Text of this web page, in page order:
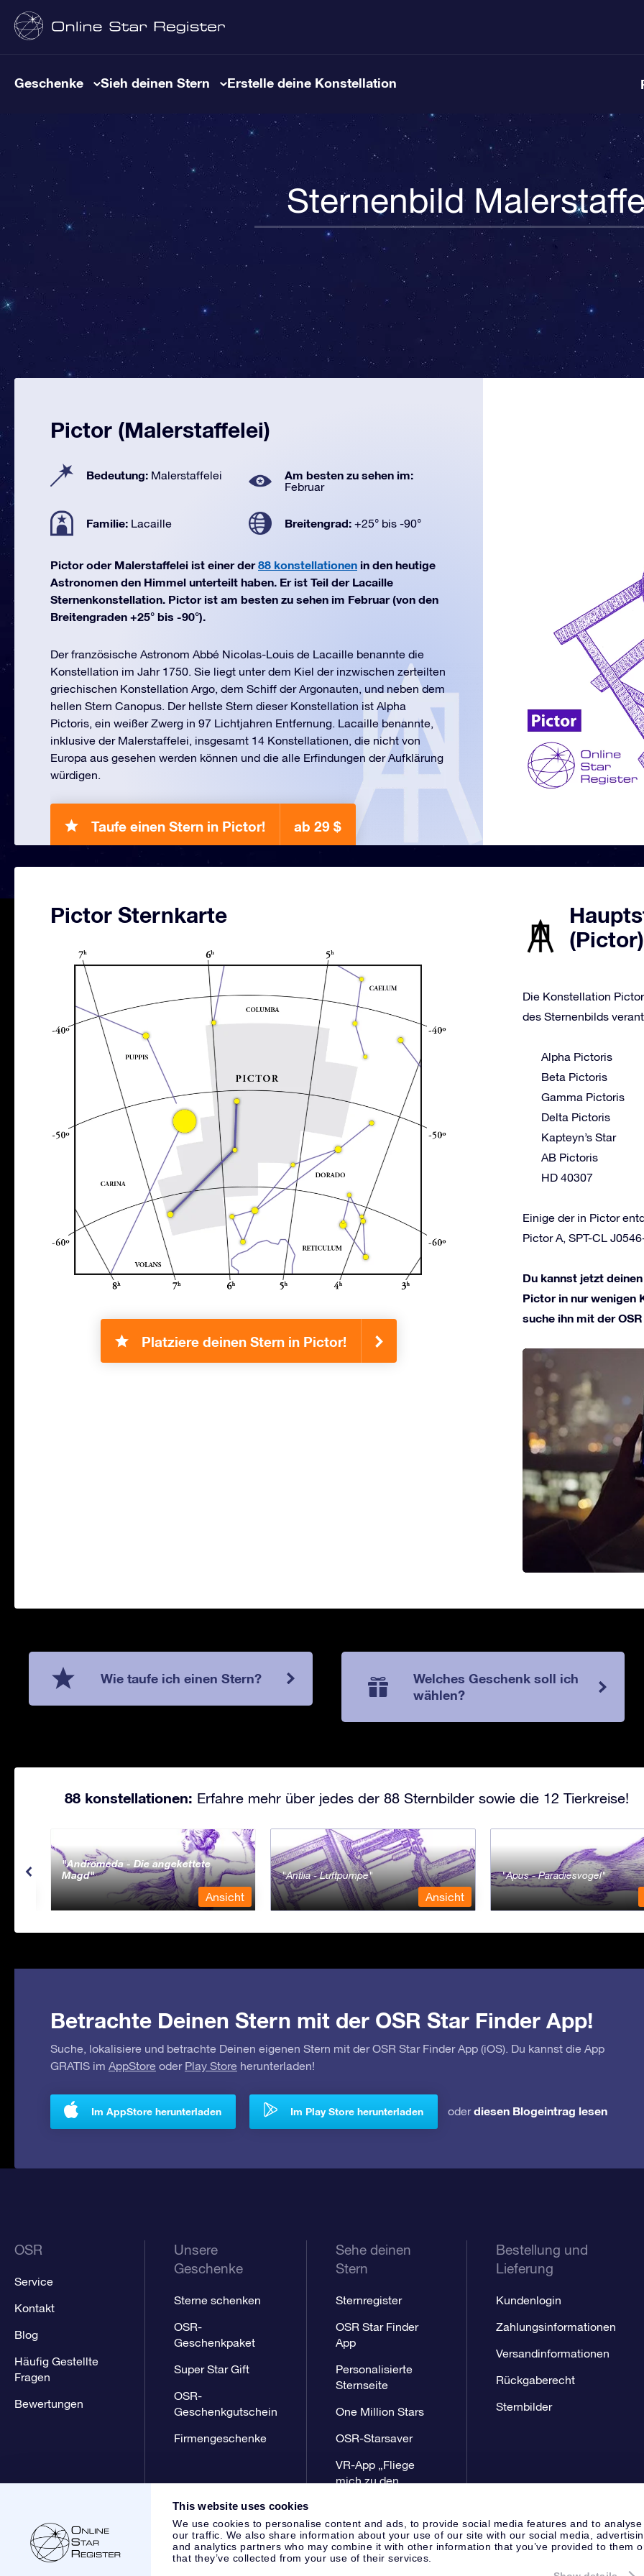
This website uses cookies
We use cookies to personalise content and ads, to provide social media features and to analyse
our traffic. We also share information about your use of our site with our social media,
and analytics partners who may combine it with other information that you’ve provided to them
that they’ve collected from your use of their services.
Geschenke Sieh deinen Stern Erstelle deine Konstellation
Sternenbild
Pictor (Malerstaffelei)
Bedeutung: Malerstaffelei Am besten zu sehen im:
Februar
Familie: Lacaille Breitengrad: +25° bis -90°
Pictor oder Malerstaffelei ist einer der88 konstellationen in den heutige
Astronomen den Himmel unterteilt haben. Er ist Teil der Lacaille
Sternenkonstellation. Pictor ist am besten zu sehen im Februar (von den
Breitengraden +25° bis -90°).
Der französische Astronom Abbé Nicolas-Louis de Lacaille benannte die
Konstellation im Jahr 1750. Sie liegt unter dem Kiel der inzwischen zerteilten
griechischen Konstellation Argo, dem Schiff der Argonauten, und neben dem
hellen Stern Canopus. Der hellste Stern dieser Konstellation ist Alpha
Pictoris, ein weißer Zwerg in 97 Lichtjahren Entfernung. Lacaille benannte,
inklusive der Malerstaffelei, insgesamt 14 Konstellationen, die nicht von
Europa aus gesehen werden können und die alle Erfindungen der Aufklärung
würdigen.
Taufe einen Stern in Pictor! ab 29 $
Pictor Sternkarte
Platziere deinen Stern in Pictor!
(Pictor)
Die Konstellation
des Sternenbilds
Alpha Pictoris
Beta Pictoris
Gamma Pictoris
Delta Pictoris
Kapteyn’s Star
AB Pictoris
HD 40307
Einige der in Pictor
Pictor A, SPT-CL
Du kannst jetzt
Pictor in nur wenigen
suche ihn mit der
Wie taufe ich einen Stern?
Welches Geschenk soll ich
wählen?
88 konstellationen: Erfahre mehr über jedes der 88 Sternbilder sowie die 12 Tierkreise!
Andromeda - Die angekettete
Magd
Ansicht
Antlia - Luftpumpe
Ansicht
Apus - Paradiesvogel
Betrachte Deinen Stern mit der OSR Star Finder App!
Suche, lokalisiere und betrachte Deinen eigenen Stern mit der OSR Star Finder App (iOS). Du kannst die App
GRATIS im AppStore oder Play Store herunterladen!
Im AppStore herunterladen Im Play Store herunterladen oderdiesen Blogeintrag lesen
OSR
Service
Kontakt
Blog
Häufig Gestellte
Fragen
Bewertungen
Unsere
Geschenke
Sterne schenken
OSR-
Geschenkpaket
Super Star Gift
OSR-
Geschenkgutschein
Firmengeschenke
Sehe deinen
Stern
Sternregister
OSR Star Finder
App
Personalisierte
Sternseite
One Million Stars
OSR-Starsaver
VR-App „Fliege
mich zu den
Bestellung und
Lieferung
Kundenlogin
Zahlungsinformationen
Versandinformationen
Rückgaberecht
Sternbilder